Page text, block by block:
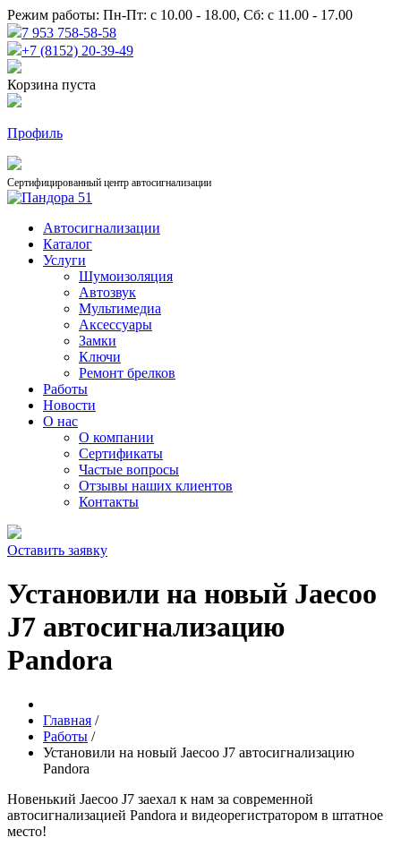
Режим работы: Пн-Пт: с 10.00 - 18.00, Сб: с 11.00 - 17.00
7 953 758-58-58
+7 (8152) 20-39-49
Корзина пуста
Профиль
Сертифицированный центр автосигнализации
Автосигнализации
Каталог
Услуги
Шумоизоляция
Автозвук
Мультимедиа
Аксессуары
Замки
Ключи
Ремонт брелков
Работы
Новости
О нас
О компании
Сертификаты
Частые вопросы
Отзывы наших клиентов
Контакты
Оставить заявку
Установили на новый Jaecoo
J7 автосигнализацию
Pandora
Главная /
Работы /
Установили на новый Jaecoo J7 автосигнализацию
Pandora
Новенький Jaecoo J7 заехал к нам за современной
автосигнализацией Pandora и видеорегистратором в штатное
место!